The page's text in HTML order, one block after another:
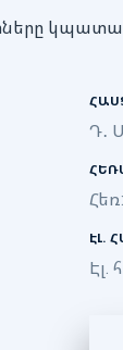
Դ․
ԷԼ.
Էլ.